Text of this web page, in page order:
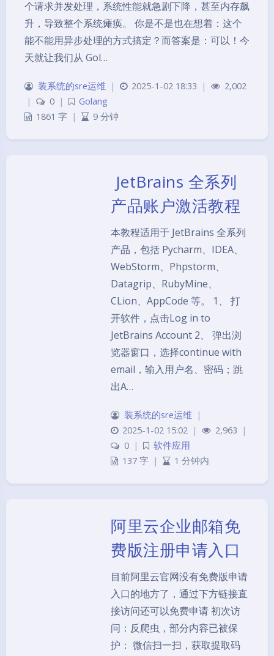
个请求并发处理，系统性能就急剧下降，甚至内存飙
升，导致整个系统瘫痪。 你是不是也在想着：这个
能不能用异步处理的方式搞定？而答案是：可以！今
天就让我们从 Gol…
装系统的sre运维 | 2025-1-02 18:33 |
2,002
|
0 |
Golang
1861 字 | 9 分钟
JetBrains 全系列
产品账户激活教程
本教程适用于 JetBrains 全系列
产品，包括 Pycharm、IDEA、
WebStorm、Phpstorm、
Datagrip、RubyMine、
CLion、AppCode 等。 1、 打
开软件，点击Log in to
JetBrains Account 2、 弹出浏
览器窗口，选择continue with
email，输入用户名、密码；跳
出A…
装系统的sre运维
|
2025-1-02 15:02 | 2,963
|
0 |
软件应用
137 字 | 1 分钟内
阿里云企业邮箱免
费版注册申请入口
目前阿里云官网没有免费版申请
入口的地方了，通过下方链接直
接访问还可以免费申请 初次访
问：反爬虫，部分内容已被保
护： 微信扫一扫，获取提取码